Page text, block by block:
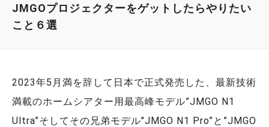
JMGOプロジェクターをゲットしたらやりたい
こと６選
2023年5月満を辞して日本で正式発売した、最新技術
満載のホームシアター用最高峰モデル”JMGO N1
Ultra”そしてその兄弟モデル"JMGO N1 Pro”と”JMGO